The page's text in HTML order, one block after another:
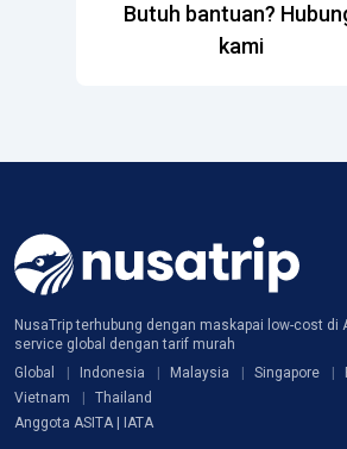
Butuh bantuan?
kami
NusaTrip terhubung dengan maskapai low-cost di
service global dengan tarif murah
Global
Indonesia Malaysia Singapore
Vietnam
Thailand
Anggota ASITA | IATA